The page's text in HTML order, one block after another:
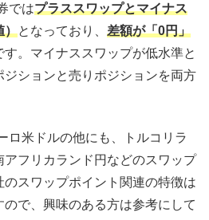
ではプラススワップとマイナス
）となっており、 差額が「0円」
。マイナススワップが低水準と
ションと売りポジションを両方
ロ米ドルの他にも、トルコリラ
アフリカランド円などのスワップ
スワップポイント関連の特徴は
で、興味のある方は参考にして